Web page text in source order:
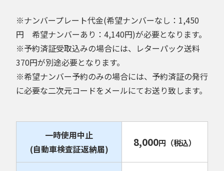
※ナンバープレート代金(希望ナンバーなし：1,450
円 希望ナンバーあり：4,140円)が必要となります。
※予約済証受取込みの場合には、レターパック送料
370円が別途必要となります。
※希望ナンバー予約のみの場合には、予約済証の発行
に必要な二次元コードをメールにてお送り致します。
一時使用中止
(自動車検査証返納届)
8,000円 （税込）